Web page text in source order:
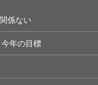
係ない
今年の目標